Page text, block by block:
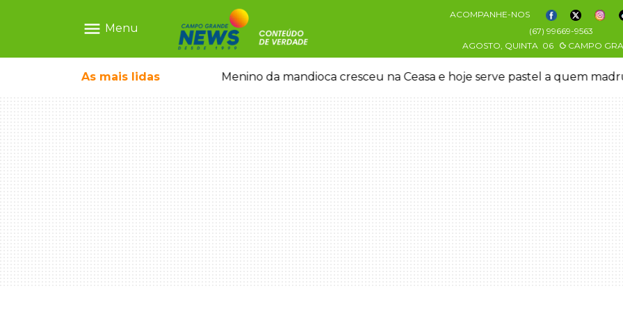
menu Menu
ACOMPANHE-NOS
(67) 99669-9563
AGOSTO, QUINTA 06 CAMPO
As mais lidas
não reconhece o filho queimado Menino da mandioca cresceu na Ceasa e hoje serve pastel a quem